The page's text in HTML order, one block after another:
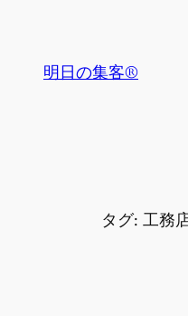
明日の集客®
タグ: 工務